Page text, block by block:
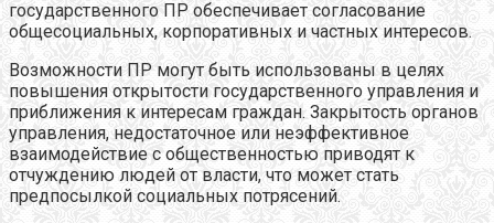
государственного ПР обеспечивает согласование
общесоциальных, корпоративных и частных интересов.
Возможности ПР могут быть использованы в целях
повышения открытости государственного управления и
приближения к интересам граждан. Закрытость органов
управления, недостаточное или неэффективное
взаимодействие с общественностью приводят к
отчуждению людей от власти, что может стать
предпосылкой социальных потрясений.